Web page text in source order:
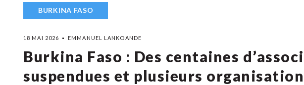
BURKINA FASO
18 MAI 2026 EMMANUEL LANKOANDE
Burkina Faso : Des centaines
suspendues et plusieurs